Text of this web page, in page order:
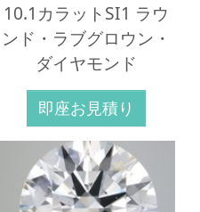
10.1カラットSI1 ラウ
ンド・ラブグロウン・
ダイヤモンド
即座お見積り